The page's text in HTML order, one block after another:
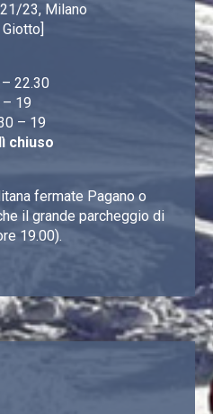
23, Milano
22.30
19
– 19
chiuso
fermate Pagano o
il grande parcheggio di
19.00).